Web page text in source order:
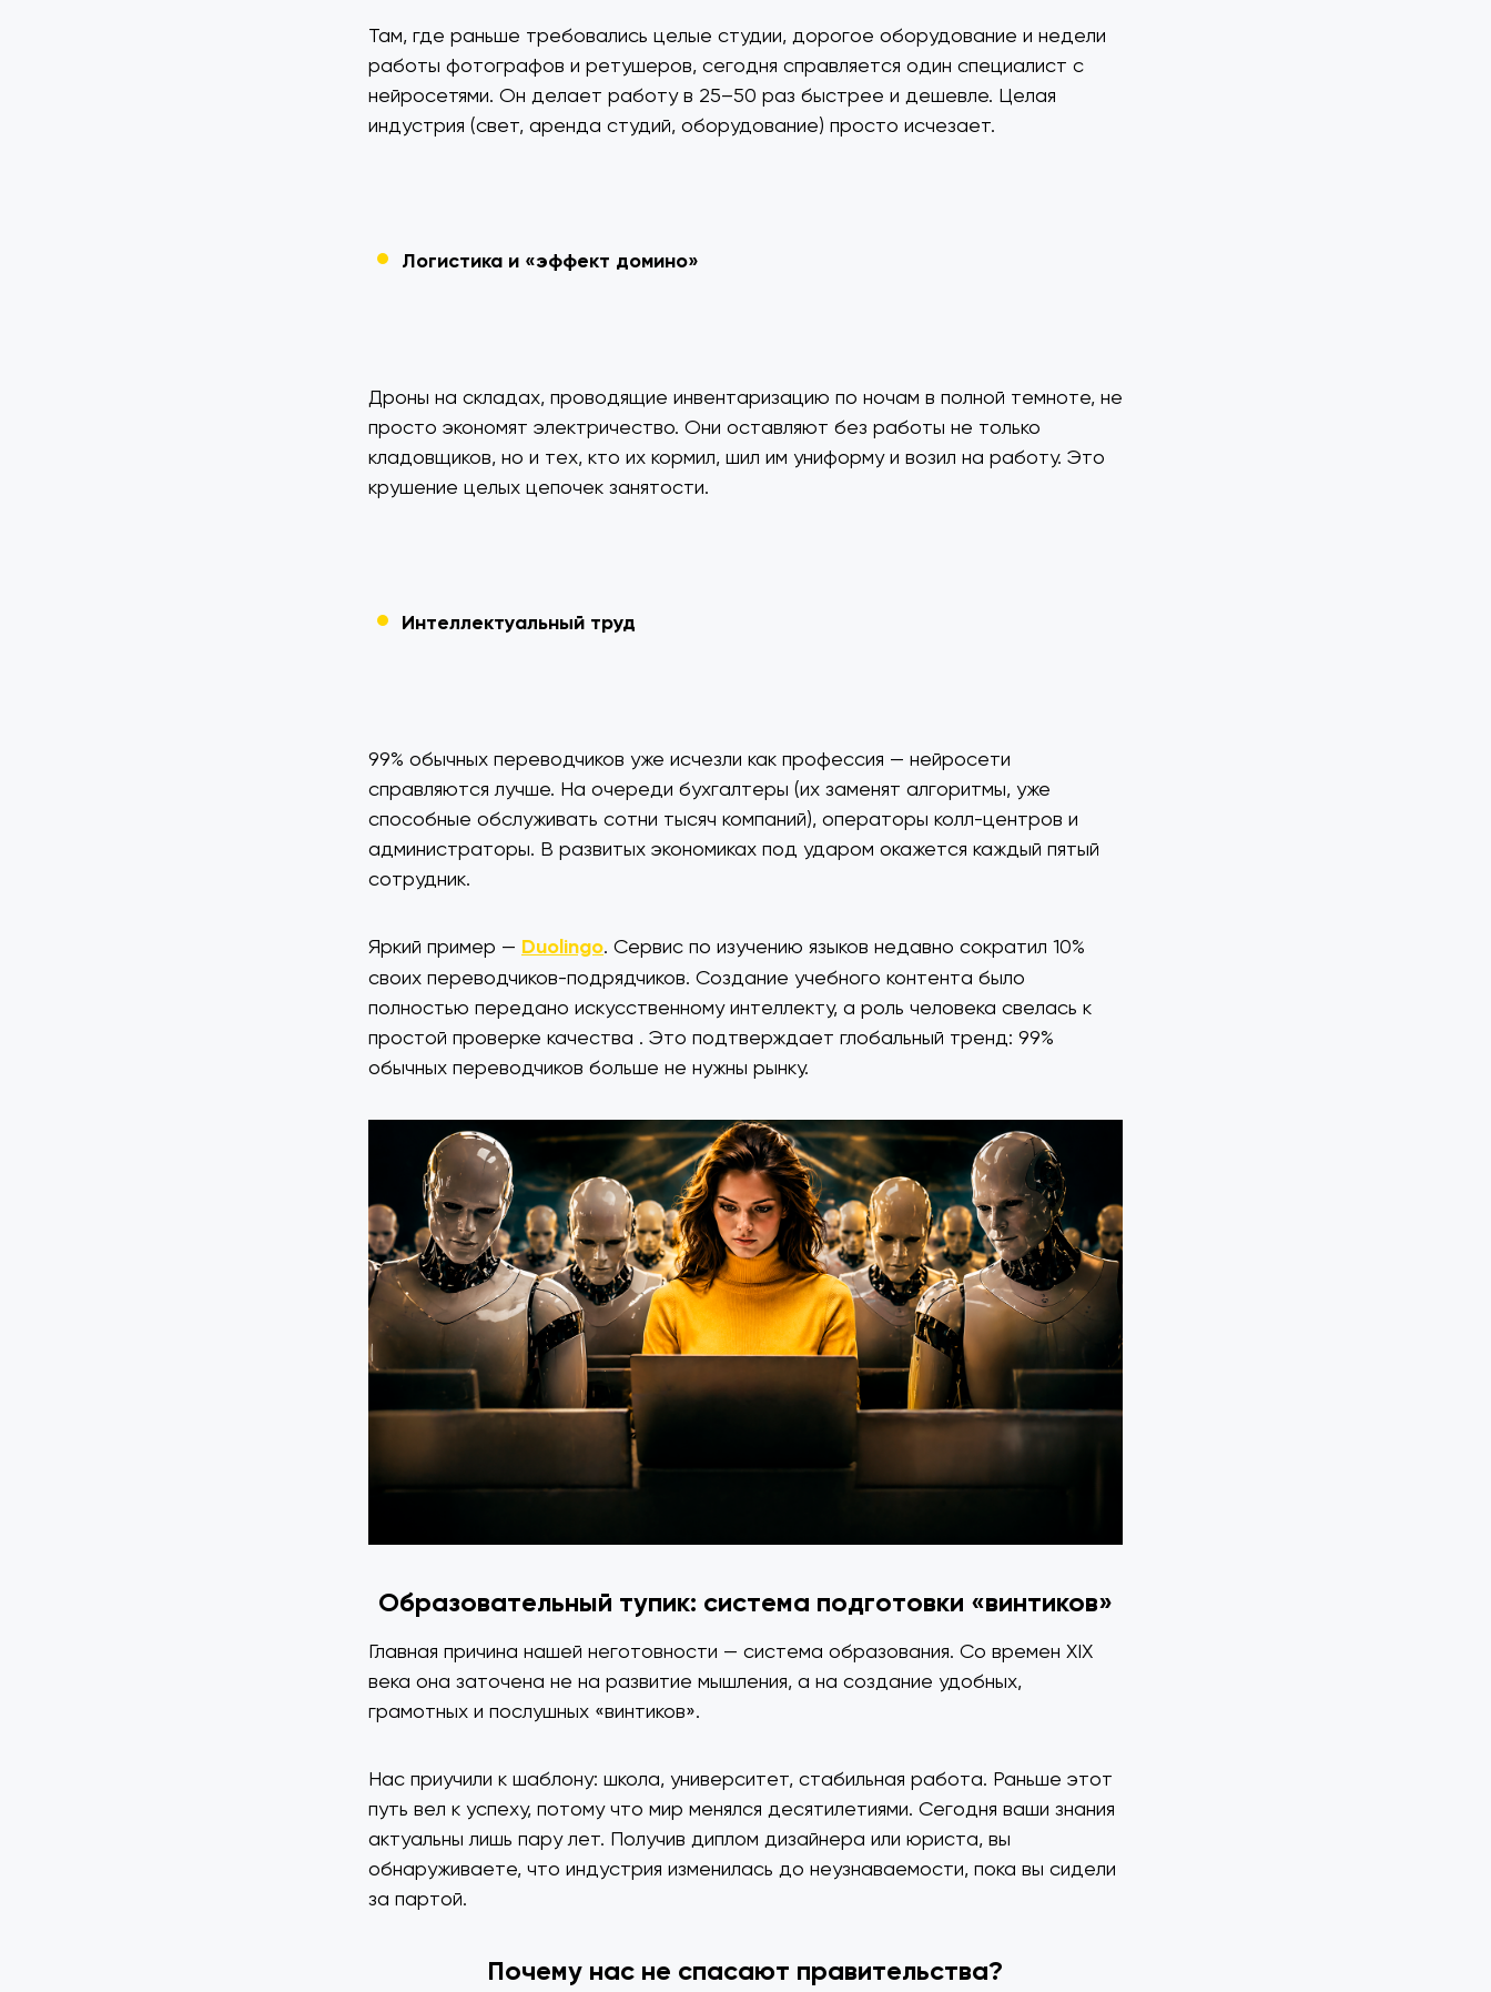
Там, где раньше требовались целые студии, дорогое оборудование и недели
работы фотографов и ретушеров, сегодня справляется один специалист с
нейросетями. Он делает работу в 25–50 раз быстрее и дешевле. Целая
индустрия (свет, аренда студий, оборудование) просто исчезает.
Логистика и «эффект домино»
Дроны на складах, проводящие инвентаризацию по ночам в полной темноте, не
просто экономят электричество. Они оставляют без работы не только
кладовщиков, но и тех, кто их кормил, шил им униформу и возил на работу. Это
крушение целых цепочек занятости.
Интеллектуальный труд
99% обычных переводчиков уже исчезли как профессия — нейросети
справляются лучше. На очереди бухгалтеры (их заменят алгоритмы, уже
способные обслуживать сотни тысяч компаний), операторы колл-центров и
администраторы. В развитых экономиках под ударом окажется каждый пятый
сотрудник.
Яркий пример — Duolingo. Сервис по изучению языков недавно сократил 10%
своих переводчиков-подрядчиков. Создание учебного контента было
полностью передано искусственному интеллекту, а роль человека свелась к
простой проверке качества . Это подтверждает глобальный тренд: 99%
обычных переводчиков больше не нужны рынку.
Образовательный тупик: система подготовки «винтиков»
Главная причина нашей неготовности — система образования. Со времен XIX
века она заточена не на развитие мышления, а на создание удобных,
грамотных и послушных «винтиков».
Нас приучили к шаблону: школа, университет, стабильная работа. Раньше этот
путь вел к успеху, потому что мир менялся десятилетиями. Сегодня ваши знания
актуальны лишь пару лет. Получив диплом дизайнера или юриста, вы
обнаруживаете, что индустрия изменилась до неузнаваемости, пока вы сидели
за партой.
Почему нас не спасают правительства?